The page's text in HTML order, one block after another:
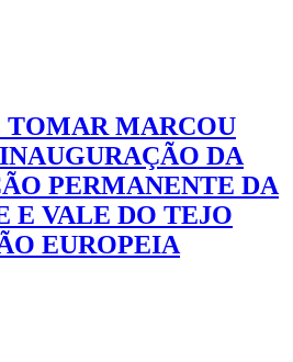
MARCOU
DA
PERMANENTE DA
E VALE DO TEJO
EUROPEIA